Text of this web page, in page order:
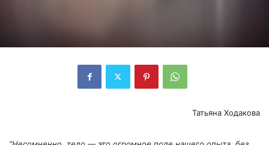
Татьяна Ходакова